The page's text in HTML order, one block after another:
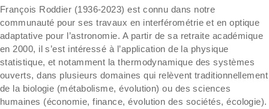
François Roddier (1936-2023) est connu dans notre
communauté pour ses travaux en interférométrie et en optique
adaptative pour l’astronomie. A partir de sa retraite académique
en 2000, il s’est intéressé à l’application de la physique
statistique, et notamment la thermodynamique des systèmes
ouverts, dans plusieurs domaines qui relèvent traditionnellement
de la biologie (métabolisme, évolution) ou des sciences
humaines (économie, finance, évolution des sociétés, écologie).